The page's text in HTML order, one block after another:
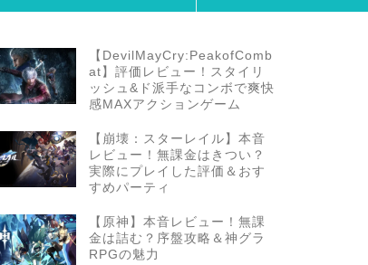
【DevilMayCry:PeakofComb
at】評価レビュー！スタイリ
ッシュ&ド派手なコンボで爽快
感MAXアクションゲーム
【崩壊：スターレイル】本音
レビュー！無課金はきつい？
実際にプレイした評価＆おす
すめパーティ
【原神】本音レビュー！無課
金は詰む？序盤攻略＆神グラ
RPGの魅力